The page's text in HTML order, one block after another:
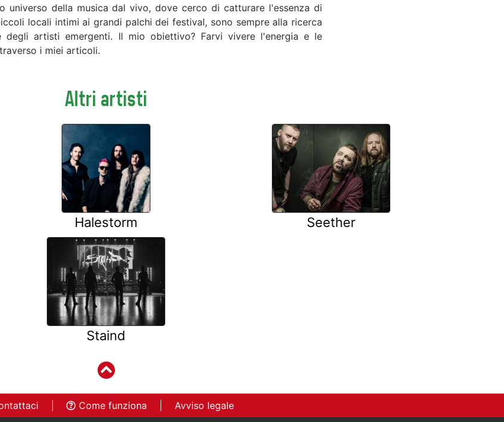
universo della musica dal vivo, dove cerco di catturare l'essenza di
locali intimi ai grandi palchi dei festival, sono sempre alla ricerca
degli artisti emergenti. Il mio obiettivo? Farvi vivere l'energia e le
i miei articoli.
Altri artisti
Halestorm Seether
Staind
Come funziona Avviso legale